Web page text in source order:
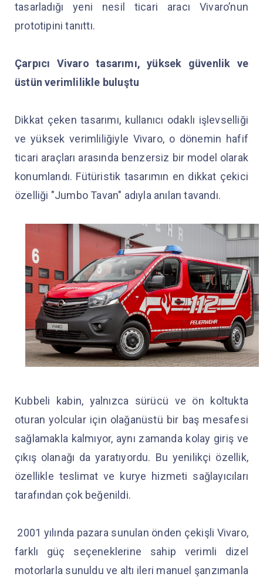
tasarladığı yeni nesil ticari aracı Vivaro’nun
prototipini tanıttı.
Çarpıcı Vivaro tasarımı, yüksek güvenlik ve
üstün verimlilikle buluştu
Dikkat çeken tasarımı, kullanıcı odaklı işlevselliği
ve yüksek verimliliğiyle Vivaro, o dönemin hafif
ticari araçları arasında benzersiz bir model olarak
konumlandı. Fütüristik tasarımın en dikkat çekici
özelliği "Jumbo Tavan" adıyla anılan tavandı.
Kubbeli kabin, yalnızca sürücü ve ön koltukta
oturan yolcular için olağanüstü bir baş mesafesi
sağlamakla kalmıyor, aynı zamanda kolay giriş ve
çıkış olanağı da yaratıyordu. Bu yenilikçi özellik,
özellikle teslimat ve kurye hizmeti sağlayıcıları
tarafından çok beğenildi.
2001 yılında pazara sunulan önden çekişli Vivaro,
farklı güç seçeneklerine sahip verimli dizel
motorlarla sunuldu ve altı ileri manuel şanzımanla